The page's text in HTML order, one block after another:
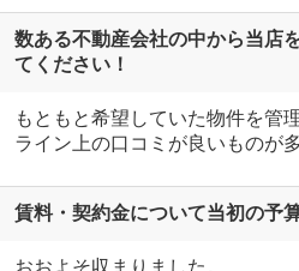
数ある不動産会社の中から当店
てください！
もともと希望していた物件を管
ライン上の口コミが良いものが
賃料・契約金について当初の予
おおよそ収まりました。